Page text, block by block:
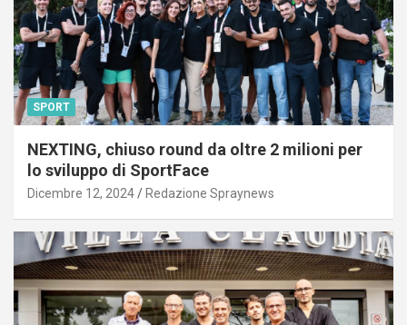
SPORT
NEXTING, chiuso round da oltre 2 milioni per
lo sviluppo di SportFace
Dicembre 12, 2024 Redazione Spraynews